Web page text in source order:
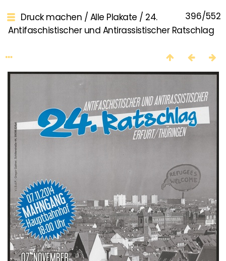
396/552
Druck machen / Alle Plakate / 24.
Antifaschistischer und Antirassistischer Ratschlag